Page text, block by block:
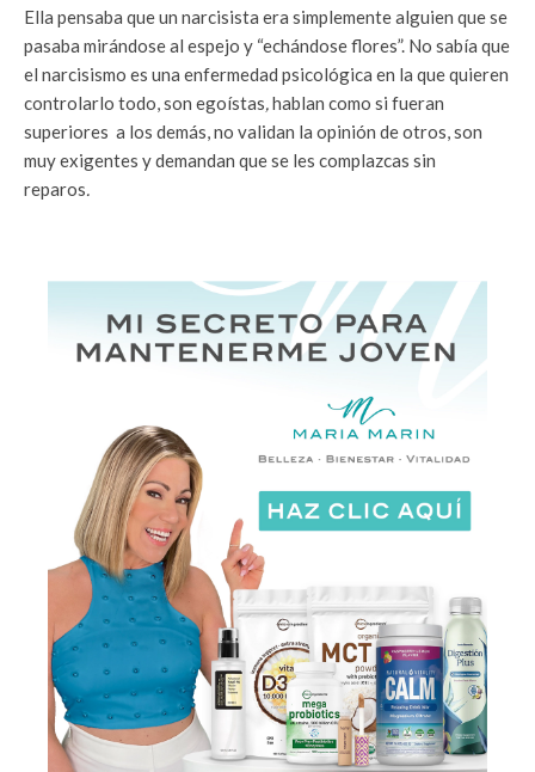
Ella pensaba que un narcisista era simplemente alguien que se
pasaba mirándose al espejo y “echándose flores”. No sabía que
el narcisismo es una enfermedad psicológica en la que quieren
controlarlo todo, son egoístas,hablan como si fueran
superiores a los demás, no validan la opinión de otros, son
muy exigentes y demandan que se les complazcas sin
reparos.